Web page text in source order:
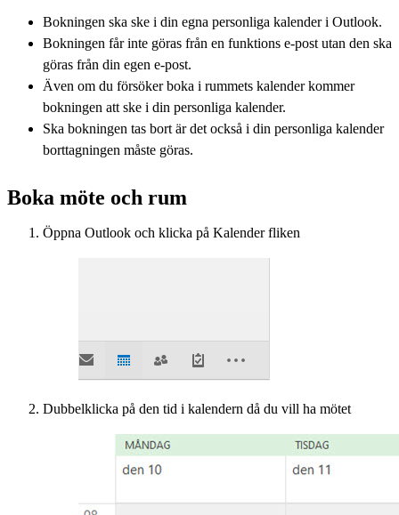
Bokningen ska ske i din egna personliga kalender i Outlook.
Bokningen får inte göras från en funktions e-post utan den ska
göras från din egen e-post.
Även om du försöker boka i rummets kalender kommer
bokningen att ske i din personliga kalender.
Ska bokningen tas bort är det också i din personliga kalender
borttagningen måste göras.
Boka möte och rum
Öppna Outlook och klicka på Kalender fliken
Dubbelklicka på den tid i kalendern då du vill ha mötet